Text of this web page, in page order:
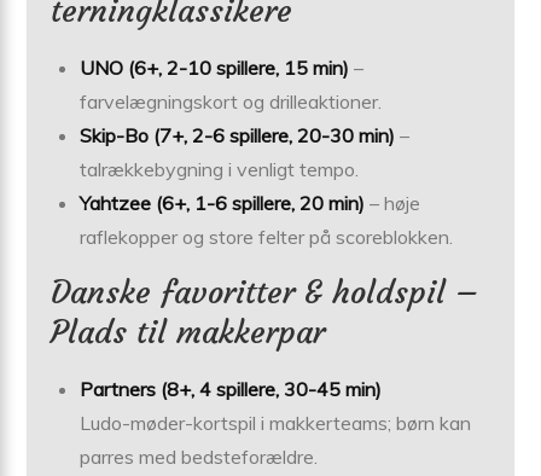
terningklassikere
UNO (6+, 2-10 spillere, 15 min) –
farvelægningskort og drilleaktioner.
Skip-Bo (7+, 2-6 spillere, 20-30 min) –
talrækkebygning i venligt tempo.
Yahtzee (6+, 1-6 spillere, 20 min) – høje
raflekopper og store felter på scoreblokken.
Danske favoritter & holdspil –
Plads til makkerpar
Partners (8+, 4 spillere, 30-45 min)
Ludo-møder-kortspil i makkerteams; børn kan
parres med bedsteforældre.